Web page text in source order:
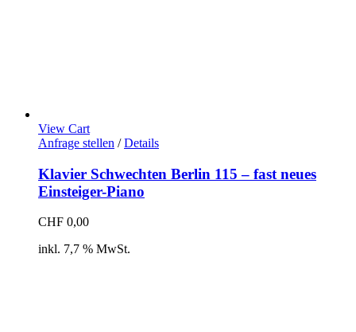
View Cart
Anfrage stellen / Details
Klavier Schwechten Berlin 115 – fast neues
Einsteiger-Piano
CHF 0,00
inkl. 7,7 % MwSt.